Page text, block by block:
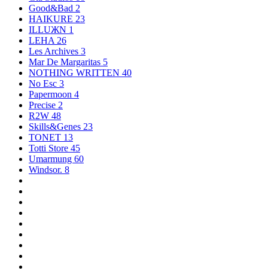
Good&Bad 2
HAIKURE 23
ILLUЖN 1
LEHA 26
Les Archives 3
Mar De Margaritas 5
NOTHING WRITTEN 40
No Esc 3
Papermoon 4
Precise 2
R2W 48
Skills&Genes 23
TONET 13
Totti Store 45
Umarmung 60
Windsor. 8